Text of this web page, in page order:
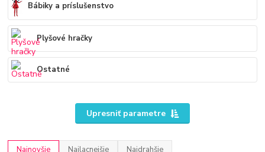
Bábiky a príslušenstvo
Plyšové hračky
Ostatné
Upresniť parametre
Najnovšie Najlacnejšie Najdrahšie